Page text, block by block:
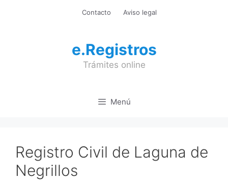
Contacto Aviso legal
e.Registros
Trámites online
Menú
Registro Civil de Laguna de
Negrillos